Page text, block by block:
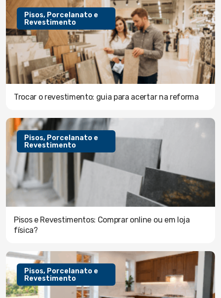
Pisos, Porcelanato e
Revestimento
Trocar o revestimento: guia para acertar na reforma
Pisos, Porcelanato e
Revestimento
Pisos e Revestimentos: Comprar online ou em loja
física?
Pisos, Porcelanato e
Revestimento